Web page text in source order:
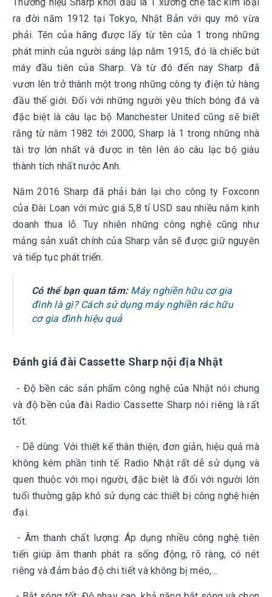
ra đời năm 1912 tại Tokyo, Nhật Bản với quy mô vừa
phải. Tên của hãng được lấy từ tên của 1 trong những
phát minh của người sáng lập năm 1915, đó là chiếc bút
máy đầu tiên của Sharp. Và từ đó đến nay Sharp đã
vươn lên trở thành một trong những công ty điện tử hàng
đầu thế giới. Đối với những người yêu thích bóng đá và
đặc biệt là câu lạc bộ Manchester United cũng sẽ biết
rằng từ năm 1982 tới 2000, Sharp là 1 trong những nhà
tài trợ lớn nhất và được in tên lên áo câu lạc bộ giàu
thành tích nhất nước Anh.
Năm 2016 Sharp đã phải bán lại cho công ty Foxconn
của Đài Loan với mức giá 5,8 tỉ USD sau nhiều năm kinh
doanh thua lỗ. Tuy nhiên những công nghệ cũng như
mảng sản xuất chính của Sharp vẫn sẽ được giữ nguyên
và tiếp tục phát triển.
Có thể bạn quan tâm: Máy nghiền hữu cơ gia
đình là gì? Cách sử dụng máy nghiền rác hữu
cơ gia đình hiệu quả
Đánh giá đài Cassette Sharp nội địa Nhật
- Độ bền các sản phẩm công nghệ của Nhật nói chung
và độ bền của đài Radio Cassette Sharp nói riêng là rất
tốt.
- Dễ dùng: Với thiết kế thân thiện, đơn giản, hiệu quả mà
không kém phần tinh tế. Radio Nhật rất dễ sử dụng và
quen thuộc với mọi người, đặc biệt là đối với người lớn
tuổi thường gặp khó sử dụng các thiết bị công nghệ hiện
đại.
- Âm thanh chất lượng: Áp dụng nhiều công nghệ tiên
tiến giúp âm thanh phát ra sống động, rõ ràng, có nét
riêng và đảm bảo độ chi tiết và không bị méo,…